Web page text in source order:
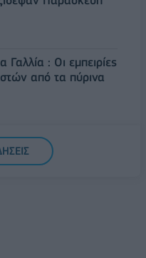
Γαλλία : Οι εμπειρίες
από τα πύρινα
επαγγελματίες